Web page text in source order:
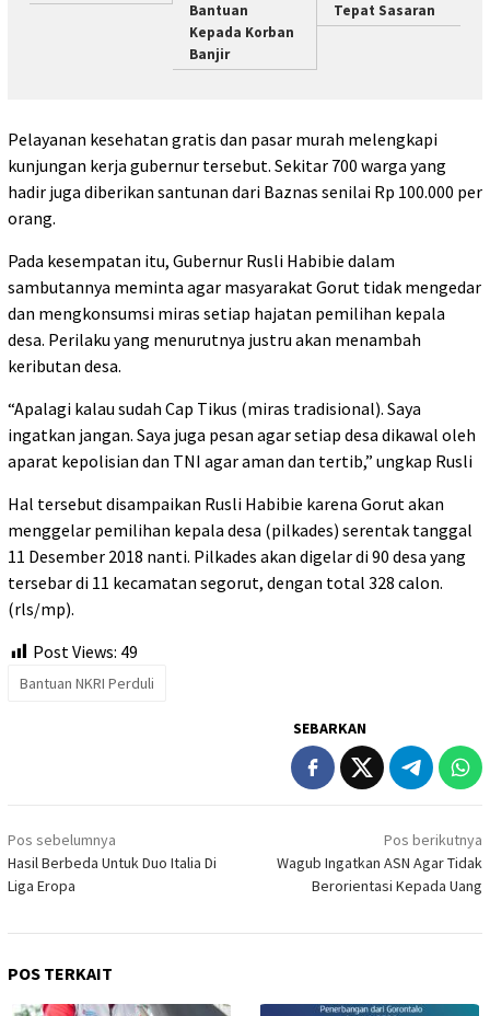
Bantuan
Kepada Korban
Banjir
Tepat Sasaran
Pelayanan kesehatan gratis dan pasar murah melengkapi
kunjungan kerja gubernur tersebut. Sekitar 700 warga yang
hadir juga diberikan santunan dari Baznas senilai Rp 100.000 per
orang.
Pada kesempatan itu, Gubernur Rusli Habibie dalam
sambutannya meminta agar masyarakat Gorut tidak mengedar
dan mengkonsumsi miras setiap hajatan pemilihan kepala
desa. Perilaku yang menurutnya justru akan menambah
keributan desa.
“Apalagi kalau sudah Cap Tikus (miras tradisional). Saya
ingatkan jangan. Saya juga pesan agar setiap desa dikawal oleh
aparat kepolisian dan TNI agar aman dan tertib,” ungkap Rusli
Hal tersebut disampaikan Rusli Habibie karena Gorut akan
menggelar pemilihan kepala desa (pilkades) serentak tanggal
11 Desember 2018 nanti. Pilkades akan digelar di 90 desa yang
tersebar di 11 kecamatan segorut, dengan total 328 calon.
(rls/mp).
Post Views: 49
Bantuan NKRI Perduli
SEBARKAN
Navigasi
pos
Pos sebelumnya
Hasil Berbeda Untuk Duo Italia Di
Liga Eropa
Pos berikutnya
Wagub Ingatkan ASN Agar Tidak
Berorientasi Kepada Uang
POS TERKAIT